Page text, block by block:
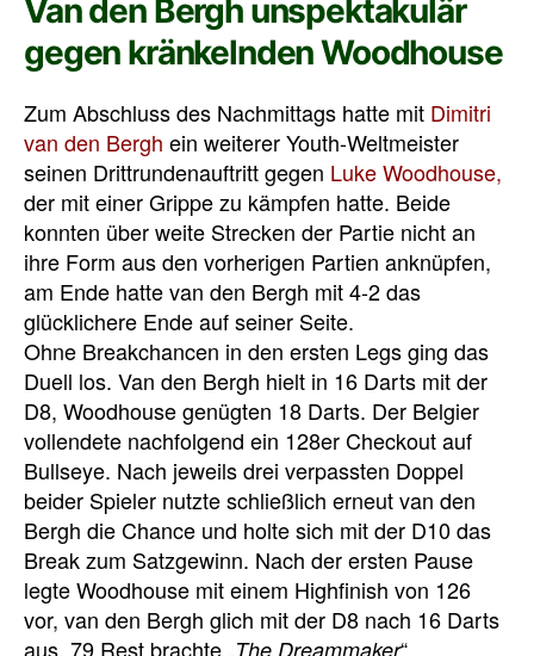
Van den Bergh unspektakulär
gegen kränkelnden Woodhouse
Zum Abschluss des Nachmittags hatte mit Dimitri
van den Bergh ein weiterer Youth-Weltmeister
seinen Drittrundenauftritt gegen Luke Woodhouse,
der mit einer Grippe zu kämpfen hatte. Beide
konnten über weite Strecken der Partie nicht an
ihre Form aus den vorherigen Partien anknüpfen,
am Ende hatte van den Bergh mit 4-2 das
glücklichere Ende auf seiner Seite.
Ohne Breakchancen in den ersten Legs ging das
Duell los. Van den Bergh hielt in 16 Darts mit der
D8, Woodhouse genügten 18 Darts. Der Belgier
vollendete nachfolgend ein 128er Checkout auf
Bullseye. Nach jeweils drei verpassten Doppel
beider Spieler nutzte schließlich erneut van den
Bergh die Chance und holte sich mit der D10 das
Break zum Satzgewinn. Nach der ersten Pause
legte Woodhouse mit einem Highfinish von 126
vor, van den Bergh glich mit der D8 nach 16 Darts
aus. 79 Rest brachte „The Dreammaker“